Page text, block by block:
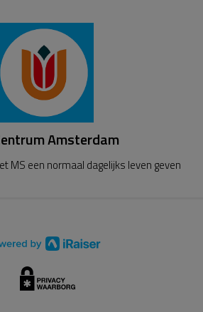
Amsterdam
MS een normaal dagelijks leven geven